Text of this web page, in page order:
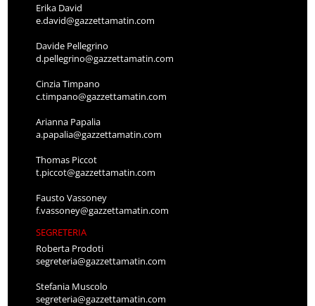
Erika David
e.david@gazzettamatin.com
Davide Pellegrino
d.pellegrino@gazzettamatin.com
Cinzia Timpano
c.timpano@gazzettamatin.com
Arianna Papalia
a.papalia@gazzettamatin.com
Thomas Piccot
t.piccot@gazzettamatin.com
Fausto Vassoney
f.vassoney@gazzettamatin.com
SEGRETERIA
Roberta Prodoti
segreteria@gazzettamatin.com
Stefania Muscolo
segreteria@gazzettamatin.com